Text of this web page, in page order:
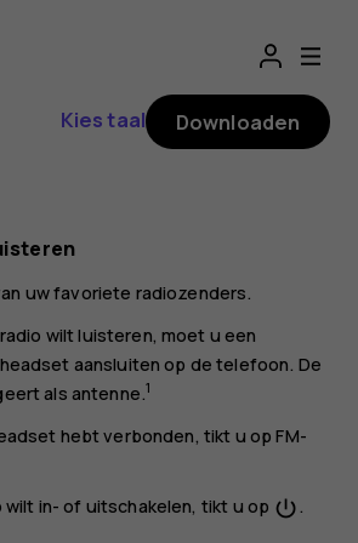
Kies taal Downloaden
uw favoriete radiozenders.
wilt luisteren, moet u een
aansluiten op de telefoon. De
als antenne.1
hebt verbonden, tikt u opFM-
wilt in- of uitschakelen, tikt u op power_settings_new.